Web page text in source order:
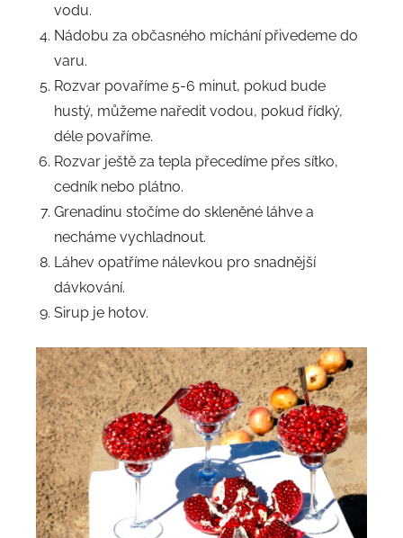
vodu.
Nádobu za občasného míchání přivedeme do
varu.
Rozvar povaříme 5-6 minut, pokud bude
hustý, můžeme naředit vodou, pokud řídký,
déle povaříme.
Rozvar ještě za tepla přecedíme přes sítko,
cedník nebo plátno.
Grenadinu stočíme do skleněné láhve a
necháme vychladnout.
Láhev opatříme nálevkou pro snadnější
dávkování.
Sirup je hotov.